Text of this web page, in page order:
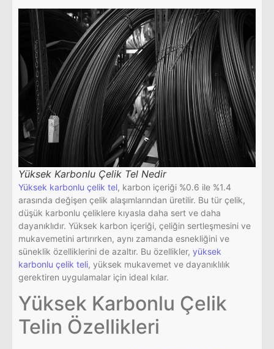
Yüksek Karbonlu Çelik Tel Nedir
Yüksek karbonlu çelik tel, karbon içeriği %0.6 ile %1.4
arasında değişen çelik alaşımlarından üretilir. Bu tür çelik,
düşük karbonlu çeliklere kıyasla daha sert ve daha
dayanıklıdır. Yüksek karbon içeriği, çeliğin sertleşmesini ve
mukavemetini artırırken, aynı zamanda esnekliğini ve
süneklik özelliklerini de azaltır. Bu özellikler, yüksek
karbonlu çelik teli, yüksek mukavemet ve dayanıklılık
gerektiren uygulamalar için ideal kılar.
Yüksek Karbonlu Çelik
Telin Özellikleri